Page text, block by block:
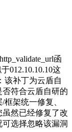
函
012.10.10.10这
该补丁为云盾自
符合云盾自研的
架统一修复、
然已经修复了改
选择忽略该漏洞